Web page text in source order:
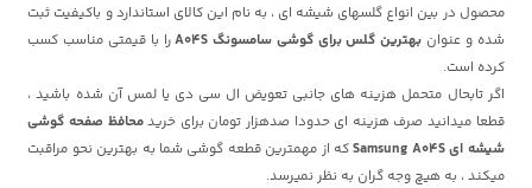
محصول در بین انواع گلسهای شیشه ای ، به نام این کالای استاندارد و باکیفیت ثبت
شده و عنوان بهترین گلس برای گوشی سامسونگ A04S
را با قیمتی مناسب کسب
کرده است.
اگر تابحال متحمل هزینه های جانبی تعویض ال سی دی یا لمس آن شده باشید ،
قطعا میدانید صرف هزینه ای حدودا صدهزار تومان برای خریدمحافظ صفحه گوشی
شیشه ای Samsung A04S
که از مهمترین قطعه گوشی شما به بهترین نحو مراقبت
میکند ، به هیچ وجه گران به نظر نمیرسد.